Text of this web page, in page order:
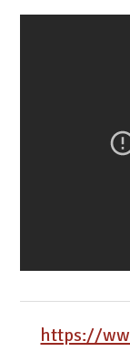
https://